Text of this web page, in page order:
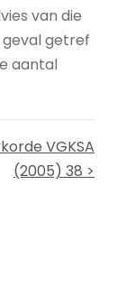
van die
geval getref
aantal
VGKSA
(2005) 38 >